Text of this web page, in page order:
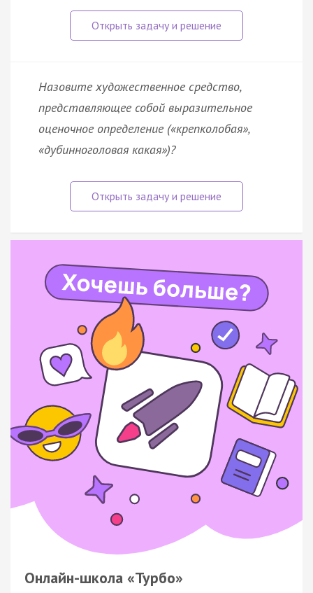
Назовите художественное средство,
представляющее собой выразительное
оценочное определение («крепколобая»,
«дубинноголовая какая»)?
Онлайн-школа «Турбо»